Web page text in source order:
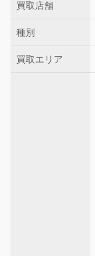
買取店舗
種別
買取エリア